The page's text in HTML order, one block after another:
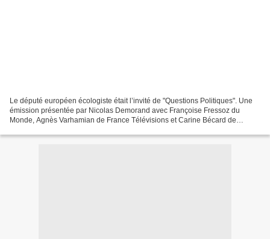
Le député européen écologiste était l’invité de "Questions Politiques". Une
émission présentée par Nicolas Demorand avec Françoise Fressoz du
Monde, Agnès Varhamian de France Télévisions et Carine Bécard de